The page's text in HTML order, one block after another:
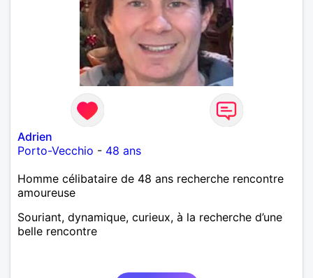
Adrien
Porto-Vecchio - 48 ans
Homme célibataire de 48 ans recherche rencontre
amoureuse
Souriant, dynamique, curieux, à la recherche d’une
belle rencontre